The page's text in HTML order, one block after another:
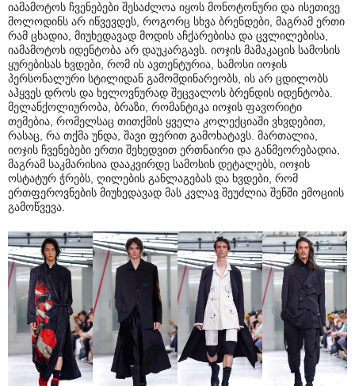
იამამოტოს ჩვენებები შესაძლოა იყოს მონოტონური და ისეთივე
მოლოდინს არ იწვევდეს, როგორც სხვა ბრენდები, მაგრამ ერთი
რამ ცხადია, მიუხედავად მოდის აჩქარებისა და ცვლილებისა,
იამამოტოს იდენტობა არ დაუკარგავს. იოჯის მამაკაცის სამოსის
ყურებისას ხვდები, რომ ის ავთენტურია, სამოსი იოჯის
პერსონალური სტილიდან გამომდინარეობს, ის არ ცდილობს
აჰყვეს დროს და ხელოვნურად შეცვალოს ბრენდის იდენტობა.
მელანქოლიურობა, ბრაზი, რომანტიკა იოჯის ფავორიტი
თემებია, რომელსაც თითქმის ყველა კოლექციაში ვხვდებით,
რასაც, რა თქმა უნდა, შავი ფერით გამოხატავს. მართალია,
იოჯის ჩვენებები ერთი შეხედვით ერთნაირი და განმეორებადია,
მაგრამ საკმარისია დააკვირდე სამოსის დეტალებს, იოჯის
ოსტატურ ჭრებს, ღილების განლაგებას და ხვდები, რომ
ერთფეროვნების მიუხედავად მას კვლავ შეუძლია შენში ემოციის
გამოწვევა.